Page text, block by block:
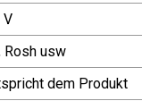
V
Rosh usw
dem Produkt